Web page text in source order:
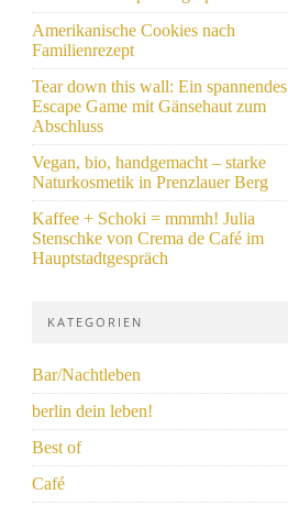
Amerikanische Cookies nach
Familienrezept
Tear down this wall: Ein spannendes
Escape Game mit Gänsehaut zum
Abschluss
Vegan, bio, handgemacht – starke
Naturkosmetik in Prenzlauer Berg
Kaffee + Schoki = mmmh! Julia
Stenschke von Crema de Café im
Hauptstadtgespräch
KATEGORIEN
Bar/Nachtleben
berlin dein leben!
Best of
Café